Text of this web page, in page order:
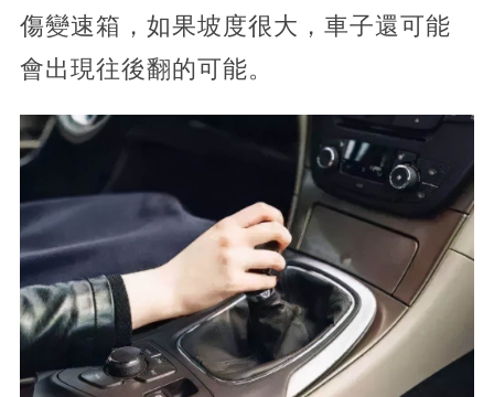
傷變速箱，如果坡度很大，車子還可能
會出現往後翻的可能。